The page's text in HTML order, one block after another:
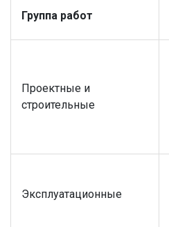
Группа работ
Проектные и
строительные
Эксплуатационные